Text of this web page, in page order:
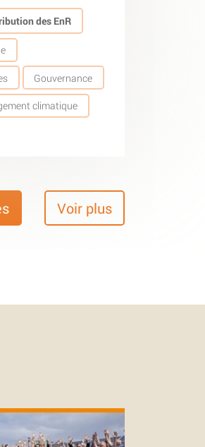
des EnR
Gouvernance
climatique
Voir plus